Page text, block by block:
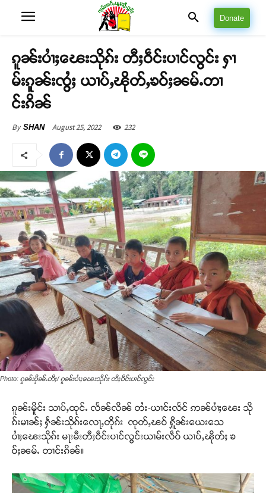
Donate
ၵူၼ်းပၢႆႈၽေးသိုၵ်း တီႈဝဵင်းပၢင်လွင်း ႁၢ
မ်းၵူၼ်းၸွႆႈ ယၢပ်ႇၽိုတ်ႇၶဝ်ႈၼမ်ႉတၢ
င်းၵိၼ်
By SHAN August 25, 2022 232
Photo: ၵူၼ်းပိုၼ်ႉတီႈ/ ၵူၼ်းပၢႆႈၽေးသိုၵ်း တီႈဝဵင်းပၢင်လွင်း
ၵူၼ်းမိူင်း သၢပ်ႇထုင်ႉ လႅၼ်လိၼ် တႆး-ယၢင်းလႅင် ဢၼ်ပၢႆႈၽေး သို
ၵ်းမၢၼ်ႈ ႁႅၼ်းသိုၵ်းလေႃႇတိုၵ်း ၸုတ်ႇၽဝ် ႁိူၼ်းယေးသေ
ပၢႆႈၽေးသိုၵ်း မႃးမီးတီႈဝဵင်းပၢင်လွင်းယၢမ်းလဵဝ် ယၢပ်ႇၽိုတ်ႈ ၶ
ဝ်ႈၼမ်ႉ တၢင်းၵိၼ်။